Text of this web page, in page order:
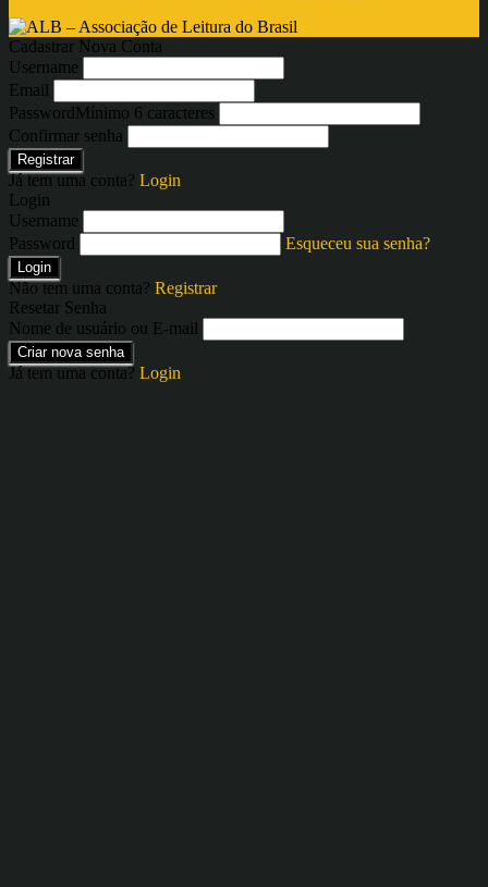
Cadastrar Nova Conta
Username
Email
PasswordMínimo 6 caracteres
Confirmar senha
Registrar
Já tem uma conta? Login
Login
Username
Password
Esqueceu sua senha?
Login
Não tem uma conta? Registrar
Resetar Senha
Nome de usuário ou E-mail
Criar nova senha
Já tem uma conta? Login